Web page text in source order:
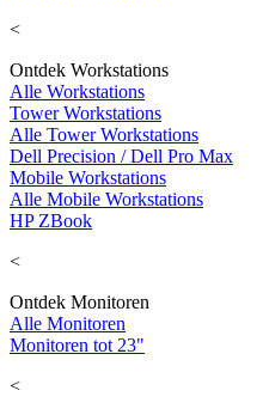
<
Ontdek Workstations
Alle Workstations
Tower Workstations
Alle Tower Workstations
Dell Precision / Dell Pro Max
Mobile Workstations
Alle Mobile Workstations
HP ZBook
<
Ontdek Monitoren
Alle Monitoren
Monitoren tot 23"
<